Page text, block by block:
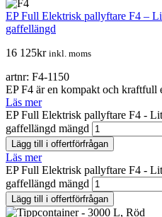
EP Full Elektrisk pallyftare F4 –
gaffellängd
16 125kr inkl. moms
artnr: F4-1150
EP F4 är en kompakt och kraftfull
Läs mer
EP Full Elektrisk pallyftare F4 -
gaffellängd mängd
Lägg till i offertförfrågan
Läs mer
EP Full Elektrisk pallyftare F4 -
gaffellängd mängd
Lägg till i offertförfrågan